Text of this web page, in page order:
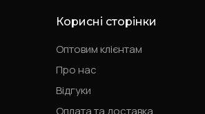
Корисні сторінки
Оптовим клієнтам
Про нас
Відгуки
Оплата та доставка